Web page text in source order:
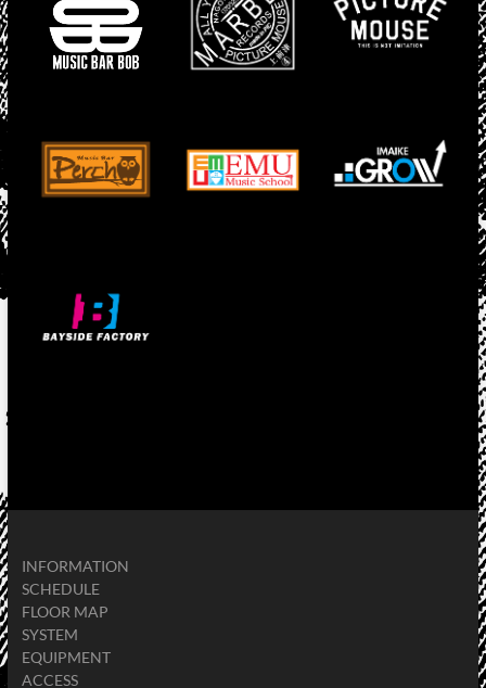
INFORMATION
SCHEDULE
FLOOR MAP
SYSTEM
EQUIPMENT
ACCESS